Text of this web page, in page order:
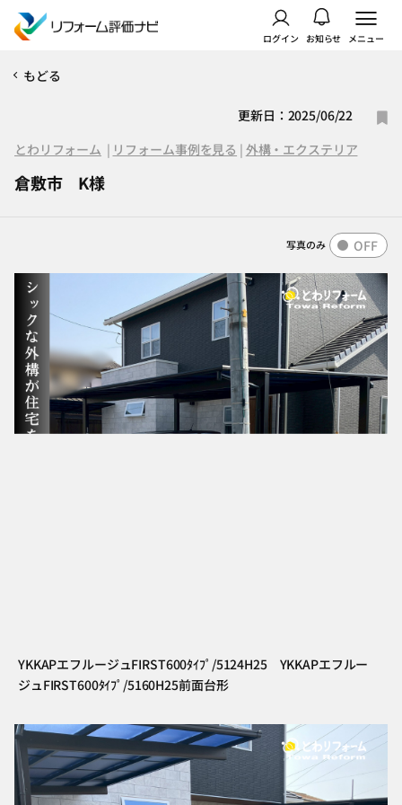
ログイン お知らせ メニュー
もどる
更新日：2025/06/22
とわリフォーム | リフォーム事例を見る | 外構・エクステリア
倉敷市 K様
写真のみ OFF
YKKAPエフルージュFIRST600ﾀｲﾌﾟ/5124H25 YKKAPエフルー
ジュFIRST600ﾀｲﾌﾟ/5160H25前面台形